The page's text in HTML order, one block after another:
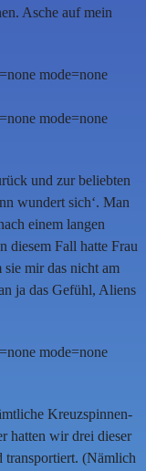
Asche auf mein
mode=none
mode=none
und zur beliebten
wundert sich‘. Man
einem langen
diesem Fall hatte Frau
sie mir das nicht am
ja das Gefühl, Aliens
mode=none
Kreuzspinnen-
hatten wir drei dieser
transportiert. (Nämlich